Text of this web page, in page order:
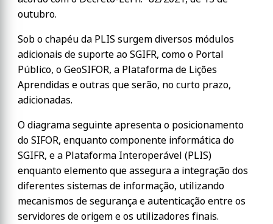
outubro.
Sob o chapéu da PLIS surgem diversos módulos
adicionais de suporte ao SGIFR, como o Portal
Público, o GeoSIFOR, a Plataforma de Lições
Aprendidas e outras que serão, no curto prazo,
adicionadas.
O diagrama seguinte apresenta o posicionamento
do SIFOR, enquanto componente informática do
SGIFR, e a Plataforma Interoperável (PLIS)
enquanto elemento que assegura a integração dos
diferentes sistemas de informação, utilizando
mecanismos de segurança e autenticação entre os
servidores de origem e os utilizadores finais.